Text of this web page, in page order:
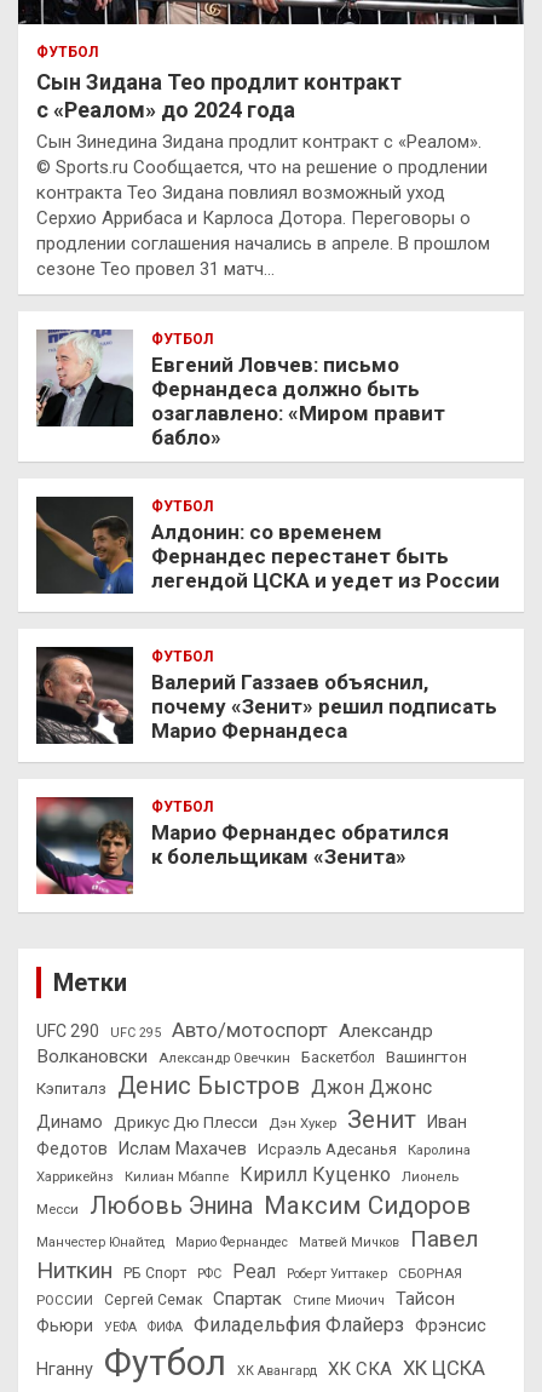
ФУТБОЛ
Сын Зидана Тео продлит контракт
с «Реалом» до 2024 года
Сын Зинедина Зидана продлит контракт с «Реалом».
© Sports.ru Сообщается, что на решение о продлении
контракта Тео Зидана повлиял возможный уход
Серхио Аррибаса и Карлоса Дотора. Переговоры о
продлении соглашения начались в апреле. В прошлом
сезоне Тео провел 31 матч…
ФУТБОЛ
Евгений Ловчев: письмо
Фернандеса должно быть
озаглавлено: «Миром правит
бабло»
ФУТБОЛ
Алдонин: со временем
Фернандес перестанет быть
легендой ЦСКА и уедет из России
ФУТБОЛ
Валерий Газзаев объяснил,
почему «Зенит» решил подписать
Марио Фернандеса
ФУТБОЛ
Марио Фернандес обратился
к болельщикам «Зенита»
Метки
UFC 290 UFC 295 Авто/мотоспорт Александр
Волкановски
Александр Овечкин Баскетбол
Вашингтон
Кэпиталз
Денис Быстров Джон Джонс
Динамо Дрикус Дю Плесси Дэн Хукер Зенит
Иван
Федотов
Ислам Махачев Исраэль Адесанья
Каролина
Харрикейнз
Килиан Мбаппе Кирилл Куценко
Лионель
Месси
Любовь Энина Максим Сидоров
Манчестер Юнайтед Марио Фернандес Матвей Мичков
Павел
Ниткин
РБ Спорт РФС Реал Роберт Уиттакер
СБОРНАЯ
РОССИИ
Сергей Семак Спартак Стипе Миочич
Тайсон
Фьюри
УЕФА ФИФА Филадельфия Флайерз Фрэнсис
Нганну Футбол ХК Авангард ХК СКА ХК ЦСКА